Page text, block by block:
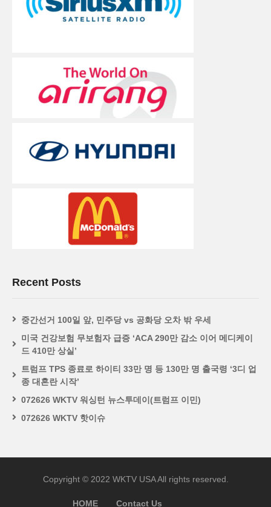
Recent Posts
중간선거 100일 앞, 민주당 vs 공화당 오차 밖 우세
미국 건강보험 무보험자 급증 ‘ACA 290만 감소 이어 메디케이
드 410만 상실’
트럼프 TPS 종료로 하이티 33만 명 등 130만 명 출국령 ‘3디 업
종 대혼란 시작’
072626 WKTV 워싱턴 뉴스투데이(트럼프 이민)
072626 WKTV 핫이슈
Copyright © 2022 WKTV USA All rights reserved.
HOME Contact Us